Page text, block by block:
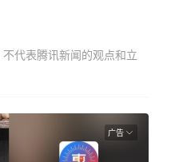
代表腾讯新闻的观点和立
广告